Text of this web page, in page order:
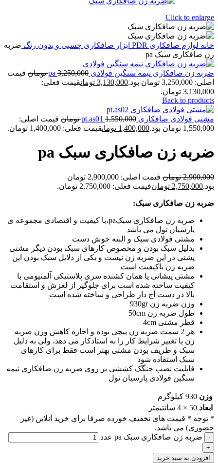
Click to enlarge
خانه لوازم صافکاری PDR ابزار صافکاری چسبی و بدون رنگ ضربه
زن صافکاری سبک pa
ضربه زن صافکاری نیمه سنگین فولادی pa 3,250,000 تومان قیمت
اصلی: 3,250,000 تومان بود.
3,130,000 تومانقیمت فعلی:
3,130,000 تومان.
Back to products
مشتی فولادی صافکاری pt.as01 1,550,000 تومان قیمت اصلی:
1,550,000 تومان بود.
1,400,000 تومانقیمت فعلی: 1,400,000 تومان.
ضربه زن صافکاری سبک pa
2,900,000 تومان
قیمت اصلی: 2,900,000 تومان
بود.2,750,000 تومانقیمت فعلی: 2,750,000 تومان.
ضربه زن صافکاری سبک:
ضربه زن صافکاری سبکpa،با کیفیت و اقتصادی مجموعه ی
پارسیان تول می باشد
مشتی فولادی سبک و البته خوش دست
بدلیل سبک بودن و مخصوص کارهای سبک بودن دیگر مشتی
پشتی در این ضربه زن نیست و یکی از دلایل سبک بودن این
ضربه زن باکیفیت است
مشتی پیشانی یا همان کشنده سری پلاستیکی آلمنیومی با
کیفیت ساخته شده است برای جلوگیر از لغزش و استقامت
بالا ذر دست آج دار طراحی و ساخته شده است
وزن ضربه زن 930gr
طول ضربه زن 50cm
قطر مشتی 4cm
هر 2 سمت ضربه زن پیچی بوده و اجازه کاهش وزن ضربه
زن یا تغییر شرایط کار را به استادکار می دهد، ولی به دلیل
سبک و ظریف بودن مشتی بهتر است فقط برای کارهای
سبک استفاده شود
قابلیت نصب چنگک کششی بر روی ضربه زن صافکاری نیمه
سنگین فولادی پارسیان تول
وزن 930 کیلوگرم
ابعاد 50 × 4 سانتیمتر
* توجه * قیمت های تخفیف خورده صرفا برای خرید آنلاین (غیر
حضوری) می باشد.
ضربه زن صافکاری سبک pa عدد
افزودن به سبد خرید